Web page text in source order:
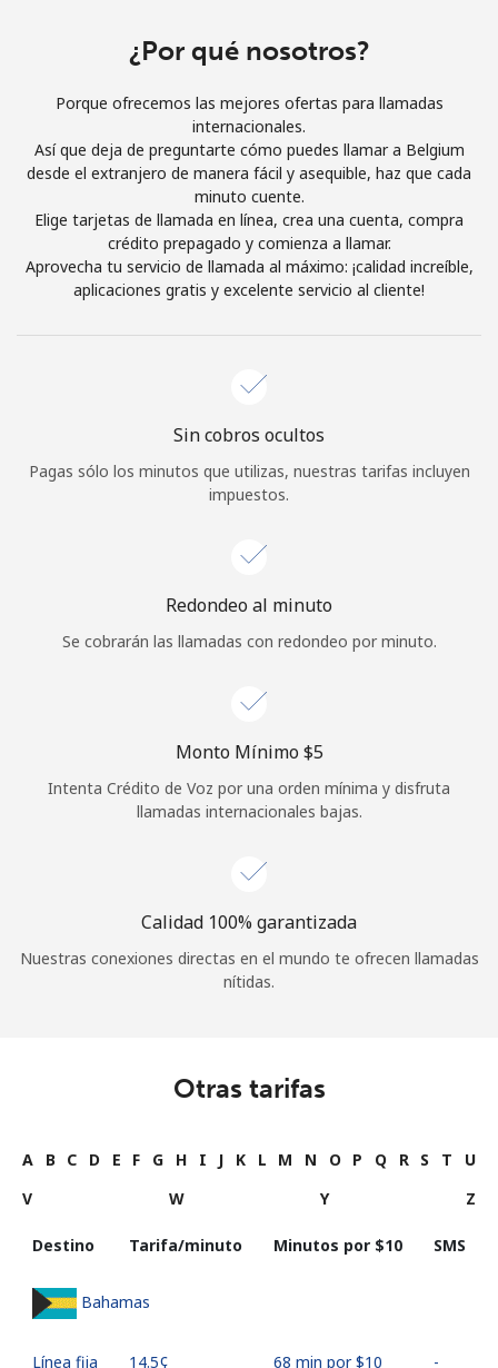
o
Continuar con
¿Por qué nosotros?
Porque ofrecemos las mejores ofertas para llamadas
internacionales.
Así que deja de preguntarte cómo puedes llamar a Belgium
desde el extranjero de manera fácil y asequible, haz que cada
minuto cuente.
Elige tarjetas de llamada en línea, crea una cuenta, compra
crédito prepagado y comienza a llamar.
Aprovecha tu servicio de llamada al máximo: ¡calidad increíble,
aplicaciones gratis y excelente servicio al cliente!
Sin cobros ocultos
Pagas sólo los minutos que utilizas, nuestras tarifas incluyen
impuestos.
Redondeo al minuto
Se cobrarán las llamadas con redondeo por minuto.
Monto Mínimo ⁦$5⁩
Intenta Crédito de Voz por una orden mínima y disfruta
llamadas internacionales bajas.
Calidad 100% garantizada
Nuestras conexiones directas en el mundo te ofrecen llamadas
nítidas.
Otras tarifas
A B C D E F G H I J K L M N O P Q R S T
U
V
W Y Z
Destino Tarifa/minuto Minutos por ⁦$10⁩ SMS
Bahamas
Línea fija ⁦14.5¢⁩ 68 min por ⁦$10⁩ -